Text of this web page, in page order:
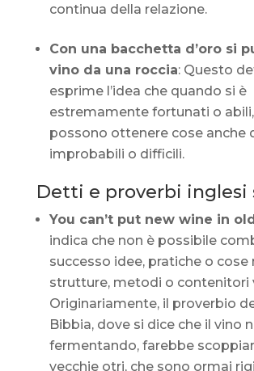
continua della relazione.
Con una bacchetta d’oro si
vino da una roccia: Questo
esprime l’idea che quando si è
estremamente fortunati o
possono ottenere cose anche
improbabili o difficili.
Detti e proverbi inglesi
You can’t put new wine in
indica che non è possibile
successo idee, pratiche o cose
strutture, metodi o contenitori
Originariamente, il proverbio
Bibbia, dove si dice che il vino
fermentando, farebbe
vecchie otri, che sono ormai